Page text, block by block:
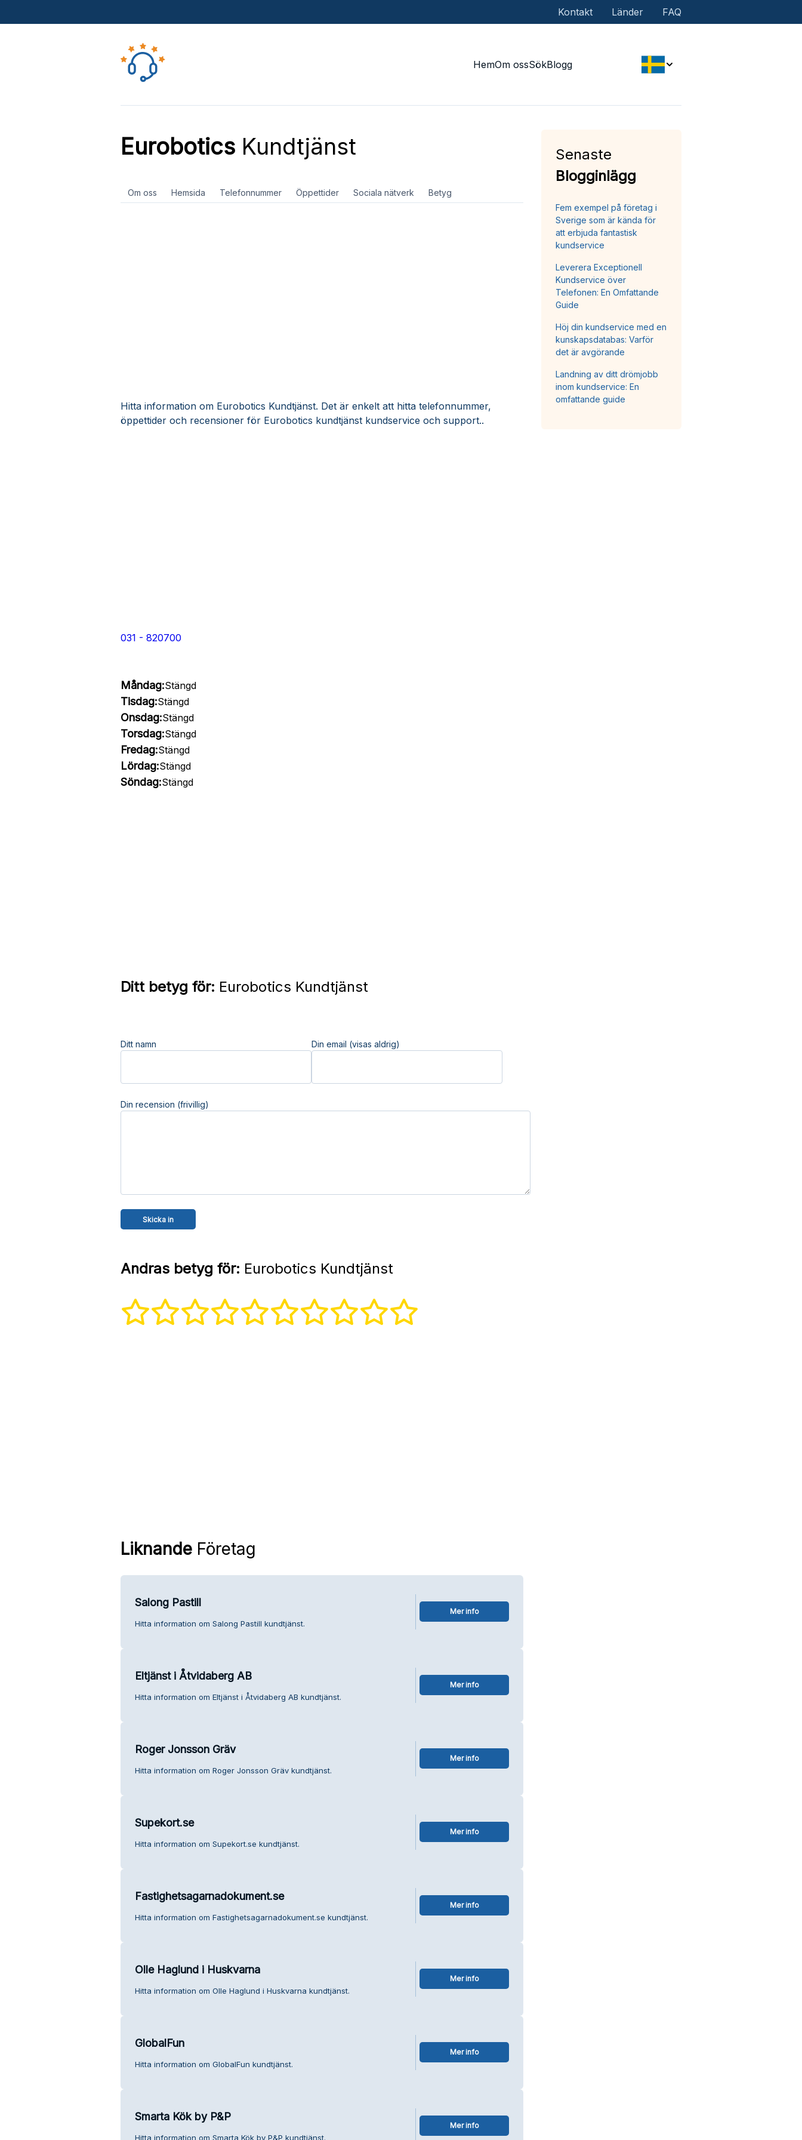
Kontakt Länder FAQ
HemOm ossSökBlogg
EuroboticsKundtjänst
Om oss Hemsida Telefonnummer Öppettider Sociala nätverk Betyg
Hitta information om Eurobotics Kundtjänst. Det är enkelt att hitta telefonnummer,
öppettider och recensioner för Eurobotics kundtjänst kundservice och support..
031 - 820700
Måndag:Stängd
Tisdag:Stängd
Onsdag:Stängd
Torsdag:Stängd
Fredag:Stängd
Lördag:Stängd
Söndag:Stängd
Ditt betyg för: Eurobotics Kundtjänst
Ditt namn Din email (visas aldrig)
Din recension (frivillig)
Andras betyg för: Eurobotics Kundtjänst
LiknandeFöretag
Salong Pastill
Hitta information om Salong Pastill kundtjänst.
Mer info
Eltjänst i Åtvidaberg AB
Hitta information om Eltjänst i Åtvidaberg AB kundtjänst.
Mer info
Roger Jonsson Gräv
Hitta information om Roger Jonsson Gräv kundtjänst.
Mer info
Supekort.se
Hitta information om Supekort.se kundtjänst.
Mer info
Fastighetsagarnadokument.se
Hitta information om Fastighetsagarnadokument.se kundtjänst.
Mer info
Olle Haglund i Huskvarna
Hitta information om Olle Haglund i Huskvarna kundtjänst.
Mer info
GlobalFun
Hitta information om GlobalFun kundtjänst.
Mer info
Smarta Kök by P&P
Hitta information om Smarta Kök by P&P kundtjänst.
Mer info
Senaste
Blogginlägg
Fem exempel på företag i
Sverige som är kända för
att erbjuda fantastisk
kundservice
Leverera Exceptionell
Kundservice över
Telefonen: En Omfattande
Guide
Höj din kundservice med en
kunskapsdatabas: Varför
det är avgörande
Landning av ditt drömjobb
inom kundservice: En
omfattande guide